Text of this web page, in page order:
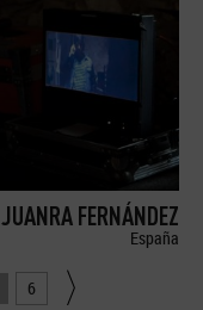
JUANRA FERNÁNDEZ
España
6